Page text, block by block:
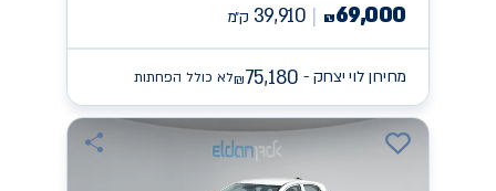
₪69,000
39,910 ק״מ
מחירון לוי יצחק - ₪75,180 לא כולל הפחתות